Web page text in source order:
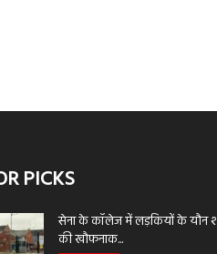
PICKS
सेना के कॉलेज में लड़कियों के यौन
की खौफनाक...